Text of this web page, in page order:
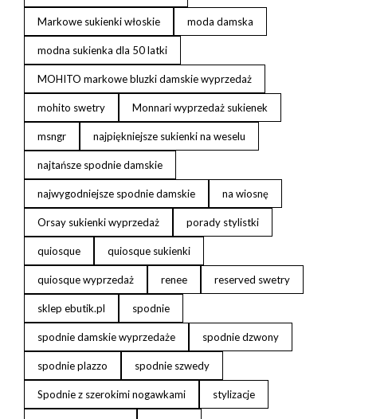
Markowe sukienki włoskie moda damska
modna sukienka dla 50 latki
MOHITO markowe bluzki damskie wyprzedaż
mohito swetry Monnari wyprzedaż sukienek
msngr najpiękniejsze sukienki na weselu
najtańsze spodnie damskie
najwygodniejsze spodnie damskie na wiosnę
Orsay sukienki wyprzedaż porady stylistki
quiosque quiosque sukienki
quiosque wyprzedaż renee reserved swetry
sklep ebutik.pl spodnie
spodnie damskie wyprzedaże spodnie dzwony
spodnie plazzo spodnie szwedy
Spodnie z szerokimi nogawkami stylizacje